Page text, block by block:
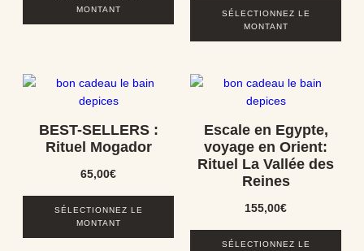
MONTANT
SÉLECTIONNEZ LE
MONTANT
BEST-SELLERS :
Rituel Mogador
65,00€
SÉLECTIONNEZ LE
MONTANT
Escale en Egypte,
voyage en Orient:
Rituel La Vallée des
Reines
155,00€
SÉLECTIONNEZ LE